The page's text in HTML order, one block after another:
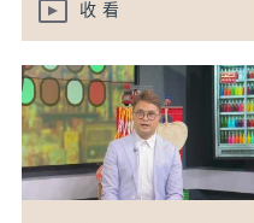
收看